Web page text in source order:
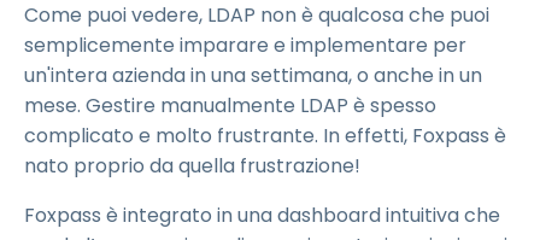
Come puoi vedere, LDAP non è qualcosa che puoi
semplicemente imparare e implementare per
un'intera azienda in una settimana, o anche in un
mese. Gestire manualmente LDAP è spesso
complicato e molto frustrante. In effetti, Foxpass è
nato proprio da quella frustrazione!
Foxpass è integrato in una dashboard intuitiva che